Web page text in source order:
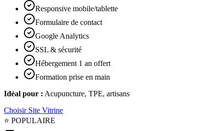
Responsive mobile/tablette
Formulaire de contact
Google Analytics
SSL & sécurité
Hébergement 1 an offert
Formation prise en main
Idéal pour : Acupuncture, TPE, artisans
Choisir Site Vitrine
⭐ POPULAIRE